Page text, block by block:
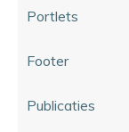
Portlets
Footer
Publicaties